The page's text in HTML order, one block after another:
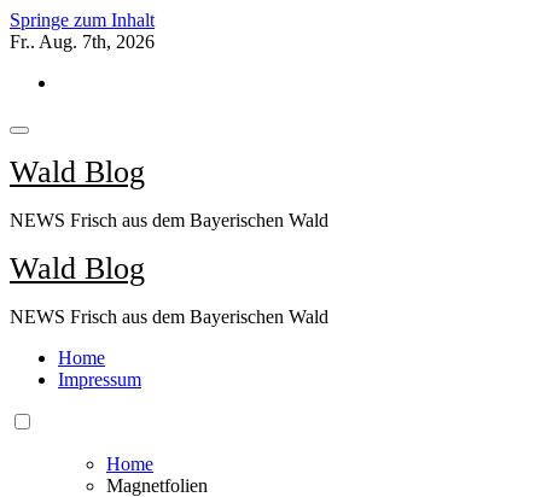
Springe zum Inhalt
Fr.. Aug. 7th, 2026
Wald Blog
NEWS Frisch aus dem Bayerischen Wald
Wald Blog
NEWS Frisch aus dem Bayerischen Wald
Home
Impressum
Home
Magnetfolien